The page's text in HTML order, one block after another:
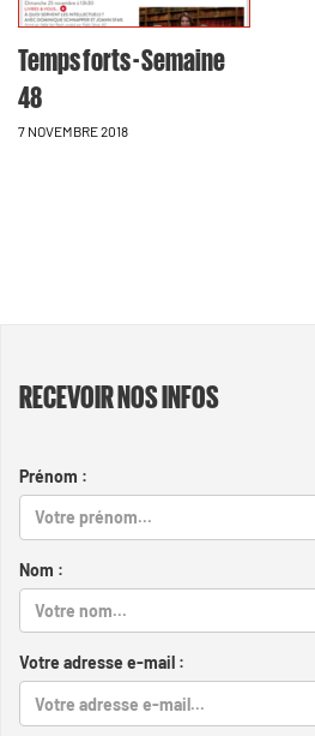
Temps forts - Semaine
48
7 NOVEMBRE 2018
RECEVOIR NOS INFOS
Prénom :
Nom :
Votre adresse e-mail :